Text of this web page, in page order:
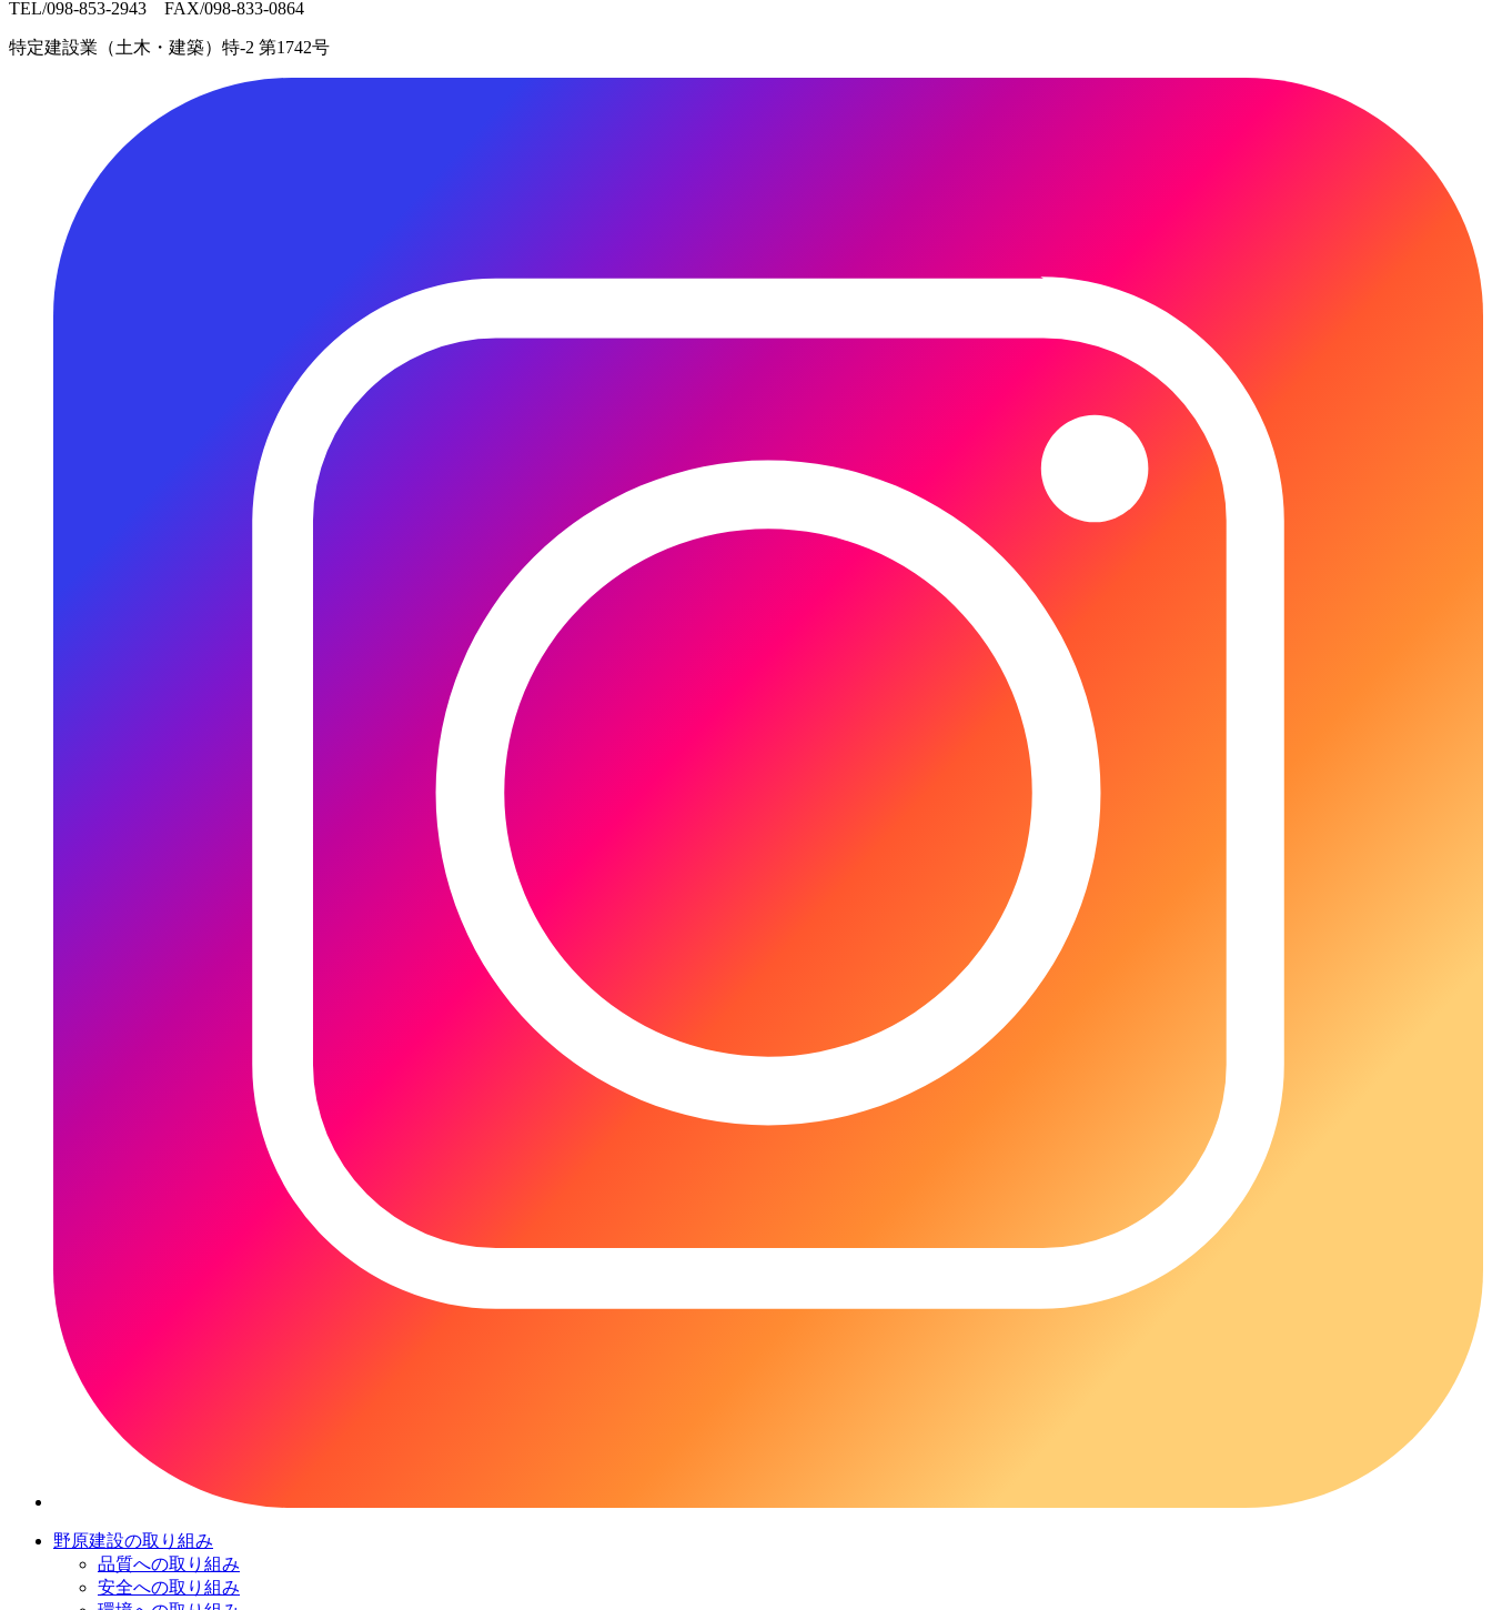
TEL/098-853-2943 FAX/098-833-0864
特定建設業（土木・建築）特-2 第1742号
野原建設の取り組み
品質への取り組み
安全への取り組み